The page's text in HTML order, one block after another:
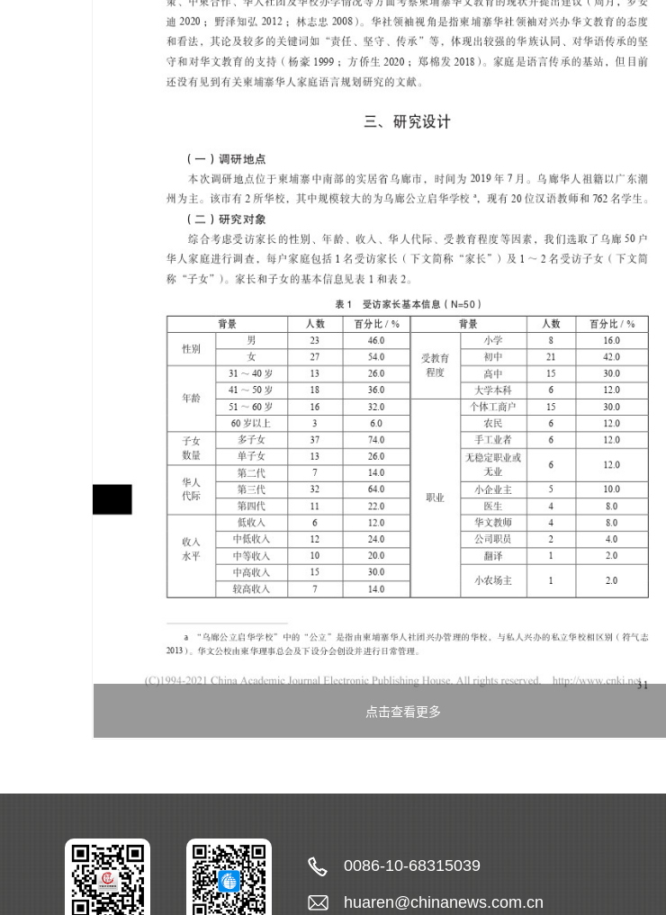
点击查看更多
0086-10-68315039
huaren@chinanews.com.cn